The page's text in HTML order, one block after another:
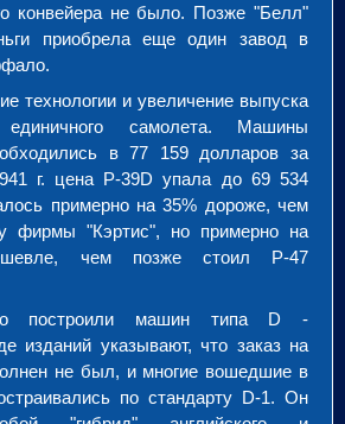
конвейера не было. Позже "Белл"
приобрела еще один завод в
технологии и увеличение выпуска
самолета. Машины
в 77 159 долларов за
г. цена P-39D упала до 69 534
примерно на 35% дороже, чем
фирмы "Кэртис", но примерно на
чем позже стоил Р-47
построили машин типа D -
изданий указывают, что заказ на
не был, и многие вошедшие в
по стандарту D-1. Он